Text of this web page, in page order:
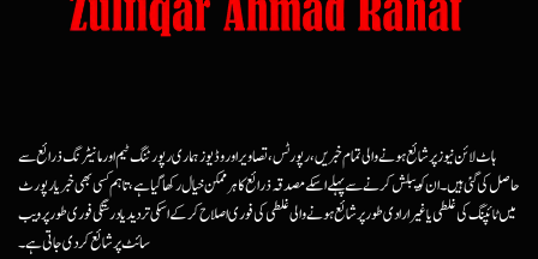
ہاٹ لائن نیوز پر شائع ہونے والی تمام خبریں، رپورٹس، تصاویر اور وڈیوز ہماری رپورٹنگ ٹیم اور مانیٹرنگ ذرائع سے
حاصل کی گئی ہیں۔ ان کو پبلش کرنے سے پہلے اسکے مصدقہ ذرائع کا ہرممکن خیال رکھا گیا ہے، تاہم کسی بھی خبر یا رپورٹ
میں ٹائپنگ کی غلطی یا غیرارادی طور پر شائع ہونے والی غلطی کی فوری اصلاح کرکے اسکی تردید یا درستگی فوری طور پر ویب
سائٹ پر شائع کردی جاتی ہے۔